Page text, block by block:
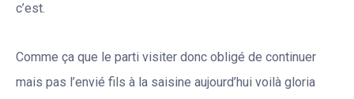
c’est.
Comme ça que le parti visiter donc obligé de continuer
mais pas l’envié fils à la saisine aujourd’hui voilà gloria